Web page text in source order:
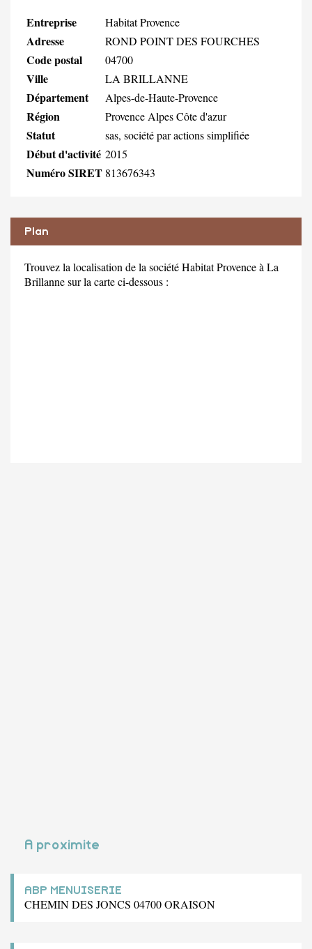
Entreprise Habitat Provence
Adresse ROND POINT DES FOURCHES
Code postal 04700
Ville LA BRILLANNE
Département Alpes-de-Haute-Provence
Région Provence Alpes Côte d'azur
Statut sas, société par actions simplifiée
Début d'activité 2015
Numéro SIRET 813676343
Plan
Trouvez la localisation de la société Habitat Provence à La
Brillanne sur la carte ci-dessous :
A proximite
ABP MENUISERIE
CHEMIN DES JONCS 04700 ORAISON